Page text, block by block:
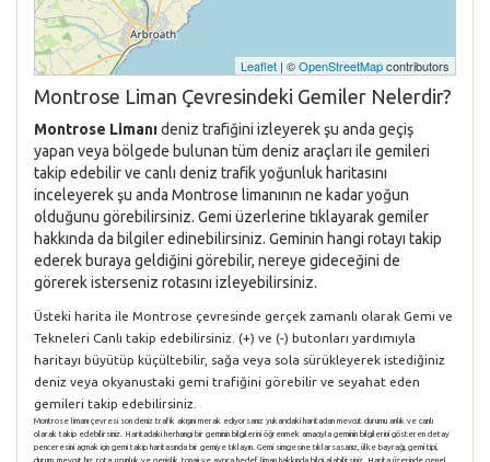
Leaflet | ©OpenStreetMapcontributors
Montrose Liman Çevresindeki Gemiler Nelerdir?
Montrose Limanıdeniz trafiğini izleyerek şu anda geçiş
yapan veya bölgede bulunan tüm deniz araçları ile gemileri
takip edebilir ve canlı deniz trafik yoğunluk haritasını
inceleyerek şu anda Montrose limanının ne kadar yoğun
olduğunu görebilirsiniz. Gemi üzerlerine tıklayarak gemiler
hakkında da bilgiler edinebilirsiniz. Geminin hangi rotayı takip
ederek buraya geldiğini görebilir, nereye gideceğini de
görerek isterseniz rotasını izleyebilirsiniz.
Üsteki harita ile Montrose çevresinde gerçek zamanlı olarak Gemi ve
Tekneleri Canlı takip edebilirsiniz. (+) ve (-) butonları yardımıyla
haritayı büyütüp küçültebilir, sağa veya sola sürükleyerek istediğiniz
deniz veya okyanustaki gemi trafiğini görebilir ve seyahat eden
gemileri takip edebilirsiniz.
Montrose limanı çevresi son deniz trafik akışını merak ediyorsanız yukarıdaki haritadan mevcut durumu anlık ve canlı
olarak takip edebilirsiniz. Haritadaki herhangi bir geminin bilgilerini öğrenmek amacıyla geminin bilgilerini gösteren detay
penceresini açmak için gemi takip haritasında bir gemiye tıklayın. Gemi simgesine tıklarsasanız, ülke bayrağı, gemi tipi,
durum, mevcut hız, rota, uzunluk ve genişlik, tonajı ve ayrıca hedef liman hakkında bilgi alabilirsiniz. Harita üzerinde genel